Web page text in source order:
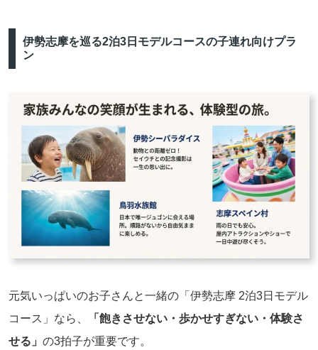
伊勢志摩を巡る2泊3日モデルコースの子連れ向けプラ
ン
元気いっぱいのお子さんと一緒の「伊勢志摩 2泊3日モデル
コース」なら、
「飽きさせない・歩かせすぎない・体験さ
せる」 の3拍子が重要です。